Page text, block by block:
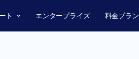
ト エンタープライズ 料金プラン